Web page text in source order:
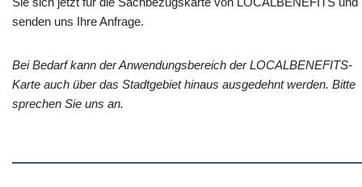
senden uns Ihre Anfrage.
Bei Bedarf kann der Anwendungsbereich der LOCALBENEFITS-
Karte auch über das Stadtgebiet hinaus ausgedehnt werden. Bitte
sprechen Sie uns an.